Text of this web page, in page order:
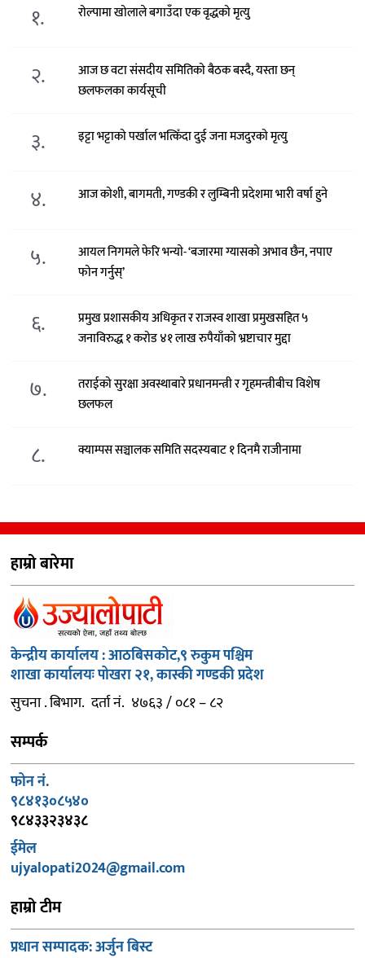
१. रोल्पामा खोलाले बगाउँदा एक वृद्धको मृत्यु
२.
आज छ वटा संसदीय समितिको बैठक बस्दै, यस्ता छन्
छलफलका कार्यसूची
३. इट्टा भट्टाको पर्खाल भत्किँदा दुई जना मजदुरको मृत्यु
४. आज कोशी, बागमती, गण्डकी र लुम्बिनी प्रदेशमा भारी वर्षा हुने
५.
आयल निगमले फेरि भन्याे- ‘बजारमा ग्यासको अभाव छैन, नपाए
फोन गर्नुस्’
६.
प्रमुख प्रशासकीय अधिकृत र राजस्व शाखा प्रमुखसहित ५
जनाविरुद्ध १ करोड ४१ लाख रुपैयाँको भ्रष्टाचार मुद्दा
७.
तराईको सुरक्षा अवस्थाबारे प्रधानमन्त्री र गृहमन्त्रीबीच विशेष
छलफल
८. क्याम्पस सञ्चालक समिति सदस्यबाट १ दिनमै राजीनामा
हाम्रो बारेमा
केन्द्रीय कार्यालय : आठबिसकोट,९ रुकुम पश्चिम
शाखा कार्यालयः पोखरा २१, कास्की गण्डकी प्रदेश
सुचना . बिभाग. दर्ता नं. ४७६३ / ०८१ – ८२
सम्पर्क
फोन नं.
९८४१३०८५४०
९८४३३२३४३८
ईमेल
ujyalopati2024@gmail.com
हाम्रो टीम
प्रधान सम्पादक: अर्जुन बिस्ट